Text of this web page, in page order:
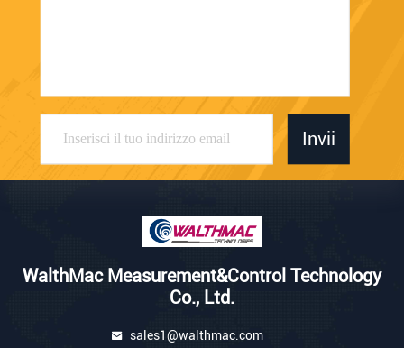
Invii
WalthMac Measurement&Control Technology
Co., Ltd.
sales1@walthmac.com